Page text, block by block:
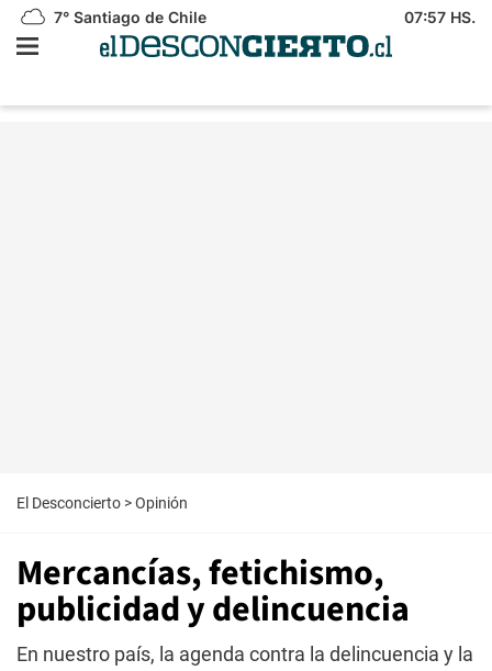
7° Santiago de Chile 07:57 HS.
El Desconcierto >Opinión
Mercancías, fetichismo,
publicidad y delincuencia
En nuestro país, la agenda contra la delincuencia y la